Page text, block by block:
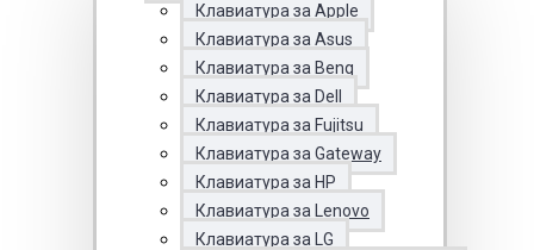
Клавиатура за Apple
Клавиатура за Asus
Клавиатура за Benq
Клавиатура за Dell
Клавиатура за Fujitsu
Клавиатура за Gateway
Клавиатура за HP
Клавиатура за Lenovo
Клавиатура за LG